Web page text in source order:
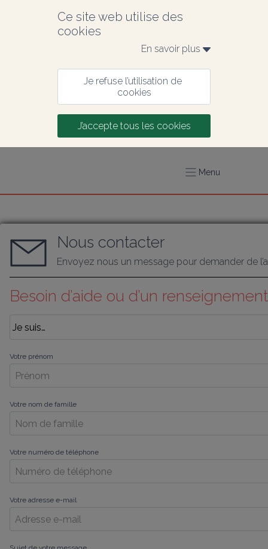
Ce site web utilise des
cookies
En savoir plus
Je refuse l’utilisation de
cookies
J’accepte tous les cookies
Menu
Nous contacter
Envoyez nous un message pour demander de
Besoin d’aide ou d’un
Votre prénom
Votre nom de famille
Votre numéro de téléphone
Votre adresse e-mail